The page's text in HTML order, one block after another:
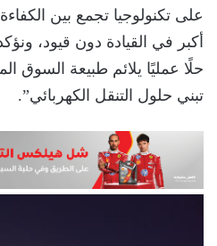
على تكنولوجيا تجمع بين
حلًا عمليًا يلائم طبيعة
تبني حلول التنقل الكهربائي”.